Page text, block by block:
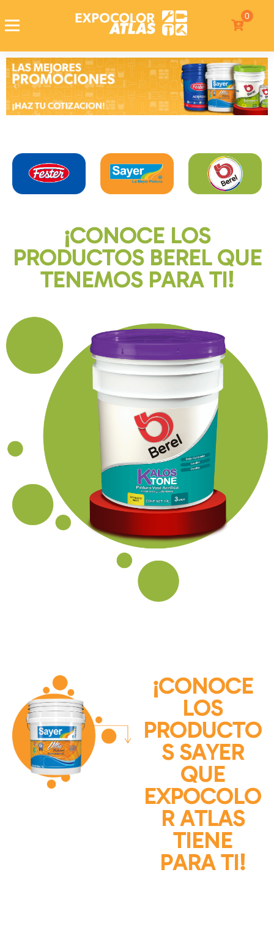
Expocolor Atlas
Tienda de pinturas en linea
0
¡CONOCE LOS
PRODUCTOS BEREL QUE
TENEMOS PARA TI!
¡CONOCE
LOS
PRODUCTO
S SAYER
QUE
EXPOCOLO
R ATLAS
TIENE
PARA TI!